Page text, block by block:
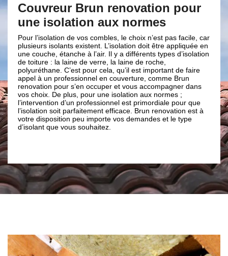
facile, car
en
de faire
dans
;
que
est à
Les compétences de nos
artisans en isolation de toiture
intérieure
Notre entreprise de couverture Brun renovation et nos
artisans couvreurs 66 maitrisent à a perfection toutes les
techniques pour l’isolation de toiture intérieure. En effet,
nous pouvons travailler avec de la laine minérale en
panneaux, en rouleaux ou en vrac soufflée. Nos artisans
couvreurs sauront s’adapter et trouver les meilleurs
solutions pour que les travaux d’isolation de toiture
intérieure soit un vrai succès et cela peu importe la forme
de votre toiture : en pente, plate, arrondie. Ainsi, n’hésitez
pas à faire appel à notre entreprise de couverture Brun
renovation à Villeneuve De La Raho 66180 pour des